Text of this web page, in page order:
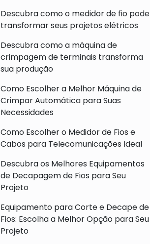
Descubra como o medidor de fio pode
transformar seus projetos elétricos
Descubra como a máquina de
crimpagem de terminais transforma
sua produção
Como Escolher a Melhor Máquina de
Crimpar Automática para Suas
Necessidades
Como Escolher o Medidor de Fios e
Cabos para Telecomunicações Ideal
Descubra os Melhores Equipamentos
de Decapagem de Fios para Seu
Projeto
Equipamento para Corte e Decape de
Fios: Escolha a Melhor Opção para Seu
Projeto